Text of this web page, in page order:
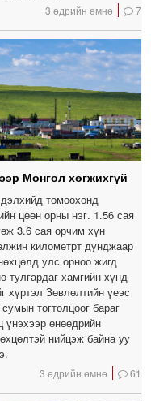
3 өдрийн өмнө 7
Монгол хөгжихгүй
томоохонд
цөөн орны нэг. 1.56 сая
3.6 сая орчим хүн
километрт дунджаар
улс орноо жигд
тулгардаг хамгийн хүнд
хүртэл Зөвлөлтийн үеэс
тогтолцоог бараг
үнэхээр өнөөдрийн
нийцэж байна уу
3 өдрийн өмнө 61